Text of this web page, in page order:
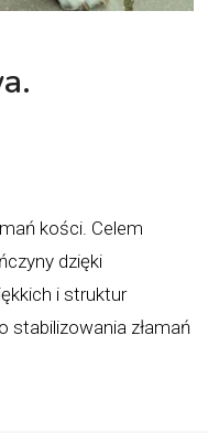
kości. Celem
dzięki
i struktur
złamań